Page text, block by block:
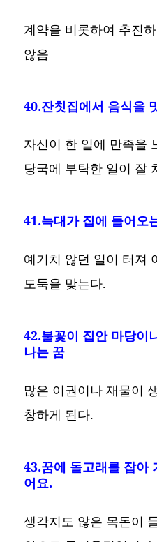
계약을 비롯하여 추진
않음
40.잔칫집에서 음식을
자신이 한 일에 만족을
당국에 부탁한 일이 잘
41.늑대가 집에 들어오
예기치 않던 일이 터져
도둑을 맞는다.
42.불꽃이 집안 마당이
나는 꿈
많은 이권이나 재물이
창하게 된다.
43.꿈에 돌고래를 잡아
어요.
생각지도 않은 목돈이